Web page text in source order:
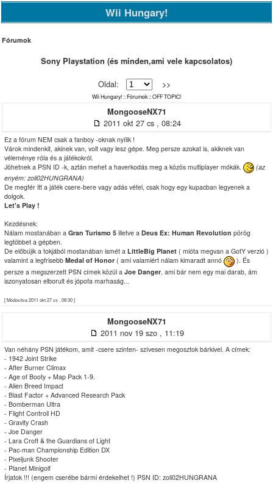
Wii Hungary!
Fórumok
Sony Playstation (és minden,ami vele kapcsolatos)
Oldal: >>
Wii Hungary!::Fórumok::OFF TOPIC!
MongooseNX71
2011 okt 27 cs , 08:24
Ez a fórum NEM csak a fanboy -oknak nyílik !
Várok mindenkit, akinek van, volt vagy lesz gépe. Meg persze azokat is, akiknek van
véleménye róla és a játékokról.
Jöhetnek a PSN ID -k, aztán mehet a haverkodás meg a közös multiplayer mókák.
(az
enyém: zoli02HUNGRANA)
De megfér itt a játék csere-bere vagy adás vétel, csak hogy egy kupacban legyenek a
dolgok.
Let's Play !
Kezdésnek:
Nálam mostanában a Gran Turismo 5 illetve a Deus Ex: Human Revolution pörög
legtöbbet a gépben.
De előbújik a tokjából mostanában ismét a LittleBig Planet ( mióta megvan a GotY verzió )
valamint a legfrisebb Medal of Honor ( ami valamiért nálam kimaradt annó
). És
persze a megszerzett PSN címek közül a Joe Danger , ami bár nem egy mai darab, ám
iszonyatosan elborult és jópofa marhaság...
[ Módosítva 2011 okt 27 cs , 08:30 ]
MongooseNX71
2011 nov 19 szo , 11:19
Van néhány PSN játékom, amit -csere szinten- szívesen megosztok bárkivel. A címek:
- 1942 Joint Strike
- After Burner Climax
- Age of Booty + Map Pack 1-9.
- Alien Breed Impact
- Blast Factor + Advanced Research Pack
- Bomberman Ultra
- Flight Controll HD
- Gravity Crash
- Joe Danger
- Lara Croft & the Guardians of Light
- Pac-man Championship Edition DX
- Pixeljunk Shooter
- Planet Minigolf
Írjatok !!! (engem cserébe bármi érdekelhet !) PSN ID: zoli02HUNGRANA